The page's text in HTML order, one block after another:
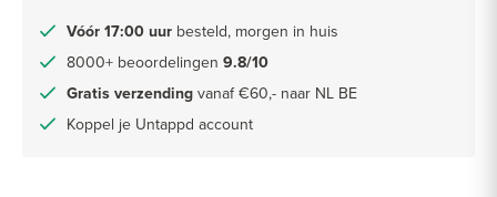
Vóór 17:00 uur besteld, morgen in huis
8000+ beoordelingen 9.8/10
Gratis verzending vanaf €60,- naar NL BE
Koppel je Untappd account